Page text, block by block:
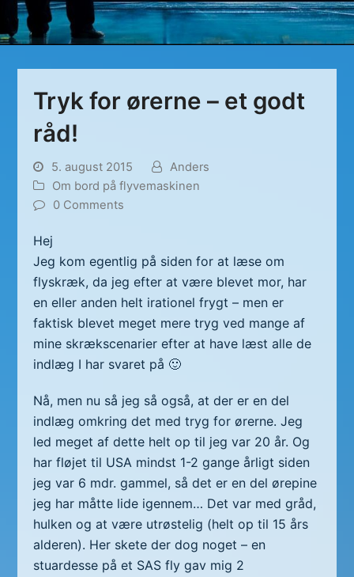
Tryk for ørerne – et godt
råd!
5. august 2015
Anders
Om bord på flyvemaskinen
0 Comments
Hej
Jeg kom egentlig på siden for at læse om
flyskræk, da jeg efter at være blevet mor, har
en eller anden helt irationel frygt – men er
faktisk blevet meget mere tryg ved mange af
mine skrækscenarier efter at have læst alle de
indlæg I har svaret på 🙂
Nå, men nu så jeg så også, at der er en del
indlæg omkring det med tryg for ørerne. Jeg
led meget af dette helt op til jeg var 20 år. Og
har fløjet til USA mindst 1-2 gange årligt siden
jeg var 6 mdr. gammel, så det er en del ørepine
jeg har måtte lide igennem… Det var med gråd,
hulken og at være utrøstelig (helt op til 15 års
alderen). Her skete der dog noget – en
stuardesse på et SAS fly gav mig 2